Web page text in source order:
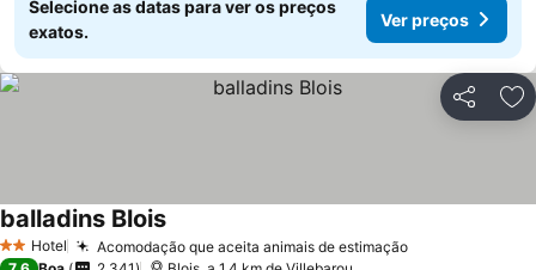
Selecione as datas para ver os preços
exatos.
Ver preços
Partilhar
2 Estrelas
Hotel Acomodação que aceita animais de estimaçãoVer preços
balladins BloisVer preços